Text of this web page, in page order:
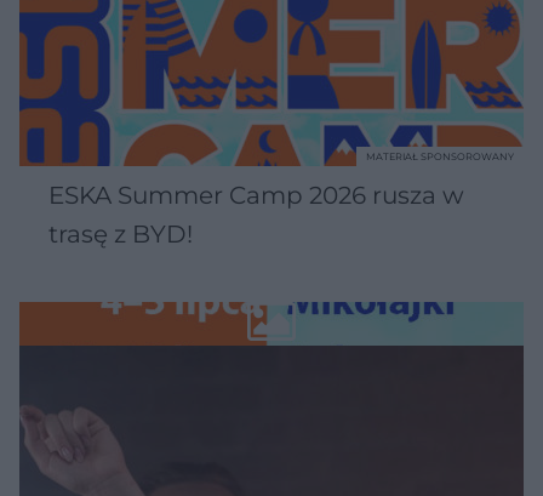
ESKA Summer Camp 2026 rusza w
trasę z BYD!
MATERIAŁ SPONSOROWANY